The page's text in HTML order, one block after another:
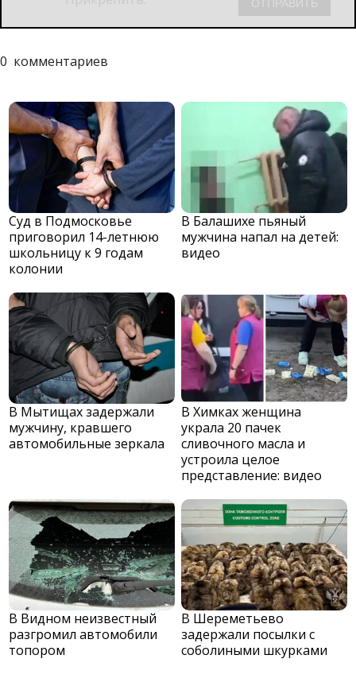
0 комментариев
Суд в Подмосковье
приговорил 14-летнюю
школьницу к 9 годам
колонии
В Балашихе пьяный
мужчина напал на детей:
видео
В Мытищах задержали
мужчину, кравшего
автомобильные зеркала
В Химках женщина
украла 20 пачек
сливочного масла и
устроила целое
представление: видео
В Видном неизвестный
разгромил автомобили
топором
В Шереметьево
задержали посылки с
соболиными шкурками